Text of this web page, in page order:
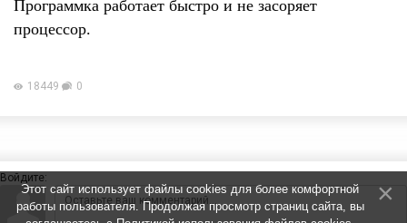
Программка работает быстро и не засоряет
процессор.
18449 0
Войдите:
Этот сайт использует файлы cookies для более комфортной
работы пользователя. Продолжая просмотр страниц сайта, вы